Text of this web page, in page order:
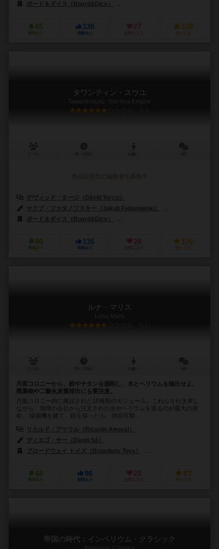
ボード＆ダイス（Board&Dice）
65
興味あり
136
経験あり
27
お気に入り
150
持ってる
タワンティン・スウユ
Tawantinsuyu: The Inca Empire
6.2
デヴィッド・タージ（Dávid Turczi）
ヤクブ・ファタノフスキー（Jakub Fajtanowski）
ボード＆ダイス（Board&Dice）
90
興味あり
135
経験あり
26
お気に入り
176
持ってる
ルナ・マリス
Luna Maris
6.4
月面コロニーから、鉄やチタンを掘削し、水とヘリウムを抽出せよ。
廃棄物や二酸化炭素排出にも要注意。
月面コロニー内に建設された10種類のモジュール。これらを行き来し
ながら、地球の会社から注文された水やヘリウムを送るのが最大の使
命。 採掘機を建て、鉄を採ったら、持続可能...
リカルド・アマラル（Ricardo Amaral）
ディエゴ・サー（Diego Sá）
ブロードウェイ トイズ（Broadway Toys）
68
興味あり
96
経験あり
23
お気に入り
83
持ってる
帝国の時代：インペリウム・クラシック